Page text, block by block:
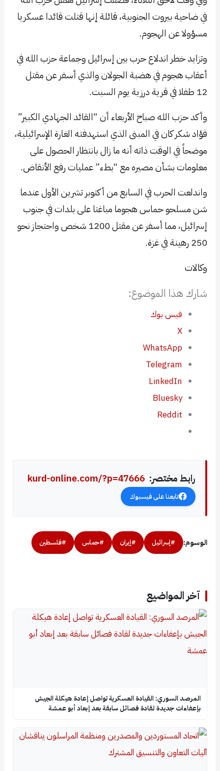
في ضاحية بيروت الجنوبية، قائلة إنها قتلت قائدا عسكريا
مسؤولا عن الهجوم.
وتزايد خطر اندلاع حرب بين إسرائيل وجماعة حزب الله في
أعقاب هجوم في هضبة الجولان والذي أسفر عن مقتل
12 طفلا في قرية درزية يوم السبت.
وأكد حزب الله صباح الأربعاء أن “القائد الجهادي الكبير”
فؤاد شكر كان في المبنى الذي استهدفته الغارة الإسرائيلية،
موضحاً في الوقت ذاته أنه ما زال بانتظار الحصول على
معلومات بشأن مصيره مع “بطء” عمليات رفع الأنقاض.
واندلعت الحرب في السابع من أكتوبر تشرين الأول عندما
شن مسلحو حماس هجوما مباغتا على بلدات في جنوب
إسرائيل، مما أسفر عن مقتل 1200 شخص واحتجاز نحو
250 رهينة في غزة.
وكالات
شارك هذا الموضوع:
فيس بوك
X
WhatsApp
Telegram
LinkedIn
Bluesky
Reddit
رابط مختصر: kurd-online.com/?p=47666
تابعنا على فيسبوك
الوسوم: #إسرائيل #إيران #حماس #فلسطين
آخر المواضيع
المرصد السوري: القيادة العسكرية تواصل إعادة هيكلة الجيش
بإعفاءات جديدة لقادة فصائل سابقة بعد إبعاد أبو عمشة